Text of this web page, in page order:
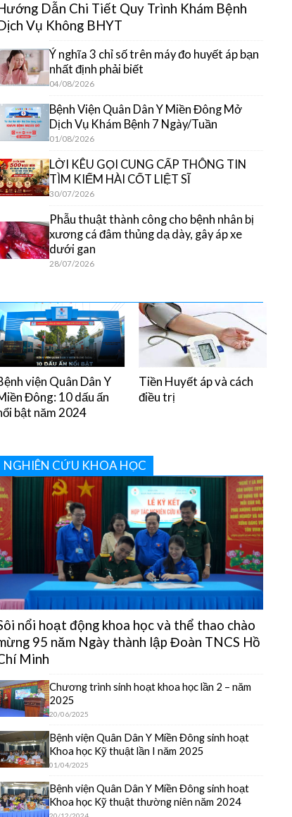
Dẫn Chi Tiết Quy Trình Khám Bệnh
Vụ Không BHYT
Ý nghĩa 3 chỉ số trên máy đo huyết áp bạn
nhất định phải biết
04/08/2026
Bệnh Viện Quân Dân Y Miền Đông Mở
Dịch Vụ Khám Bệnh 7 Ngày/Tuần
01/08/2026
LỜI KÊU GỌI CUNG CẤP THÔNG TIN
TÌM KIẾM HÀI CỐT LIỆT SĨ
30/07/2026
Phẫu thuật thành công cho bệnh nhân bị
xương cá đâm thủng dạ dày, gây áp xe
dưới gan
28/07/2026
viện Quân Dân Y
Đông: 10 dấu ấn
bật năm 2024
Tiền Huyết áp và cách
điều trị
NGHIÊN CỨU KHOA HỌC
nổi hoạt động khoa học và thể thao chào
95 năm Ngày thành lập Đoàn TNCS Hồ
Minh
Chương trình sinh hoạt khoa học lần 2 – năm
2025
20/06/2025
Bệnh viện Quân Dân Y Miền Đông sinh hoạt
Khoa học Kỹ thuật lần I năm 2025
01/04/2025
Bệnh viện Quân Dân Y Miền Đông sinh hoạt
Khoa học Kỹ thuật thường niên năm 2024